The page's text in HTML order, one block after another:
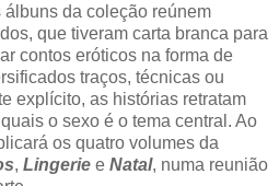
da coleção reúnem
que tiveram carta branca para
contos eróticos na forma de
traços, técnicas ou
explícito, as histórias retratam
o sexo é o tema central. Ao
os quatro volumes da
, Lingerie e Natal, numa reunião